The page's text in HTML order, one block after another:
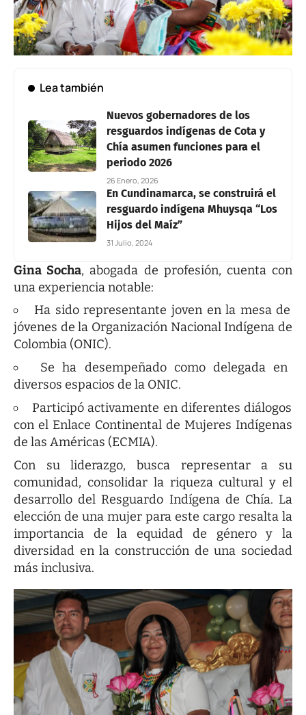
Lea también
Nuevos gobernadores de los
resguardos indígenas de Cota y
Chía asumen funciones para el
periodo 2026
26 Enero, 2026
En Cundinamarca, se construirá el
resguardo indígena Mhuysqa “Los
Hijos del Maíz”
31 Julio, 2024
Gina Socha, abogada de profesión, cuenta con
una experiencia notable:
Ha sido representante joven en la mesa de
jóvenes de la Organización Nacional Indígena de
Colombia (ONIC).
Se ha desempeñado como delegada en
diversos espacios de la ONIC.
Participó activamente en diferentes diálogos
con el Enlace Continental de Mujeres Indígenas
de las Américas (ECMIA).
Con su liderazgo, busca representar a su
comunidad, consolidar la riqueza cultural y el
desarrollo del Resguardo Indígena de Chía. La
elección de una mujer para este cargo resalta la
importancia de la equidad de género y la
diversidad en la construcción de una sociedad
más inclusiva.